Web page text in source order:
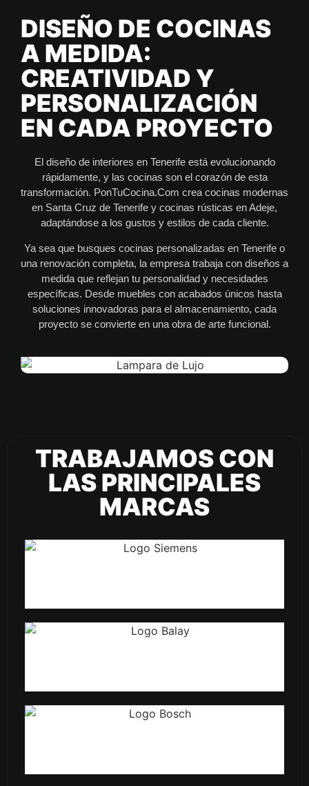
DISEÑO DE COCINAS
A MEDIDA:
CREATIVIDAD Y
PERSONALIZACIÓN
EN CADA PROYECTO
El diseño de interiores en Tenerife está evolucionando
rápidamente, y las cocinas son el corazón de esta
transformación. PonTuCocina.Com crea cocinas modernas
en Santa Cruz de Tenerife y cocinas rústicas en Adeje,
adaptándose a los gustos y estilos de cada cliente.
Ya sea que busques cocinas personalizadas en Tenerife o
una renovación completa, la empresa trabaja con diseños a
medida que reflejan tu personalidad y necesidades
específicas. Desde muebles con acabados únicos hasta
soluciones innovadoras para el almacenamiento, cada
proyecto se convierte en una obra de arte funcional.
TRABAJAMOS CON
LAS PRINCIPALES
MARCAS